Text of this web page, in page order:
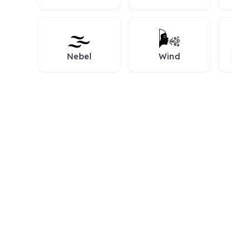
🌫️
Nebel
🌬️
Wind